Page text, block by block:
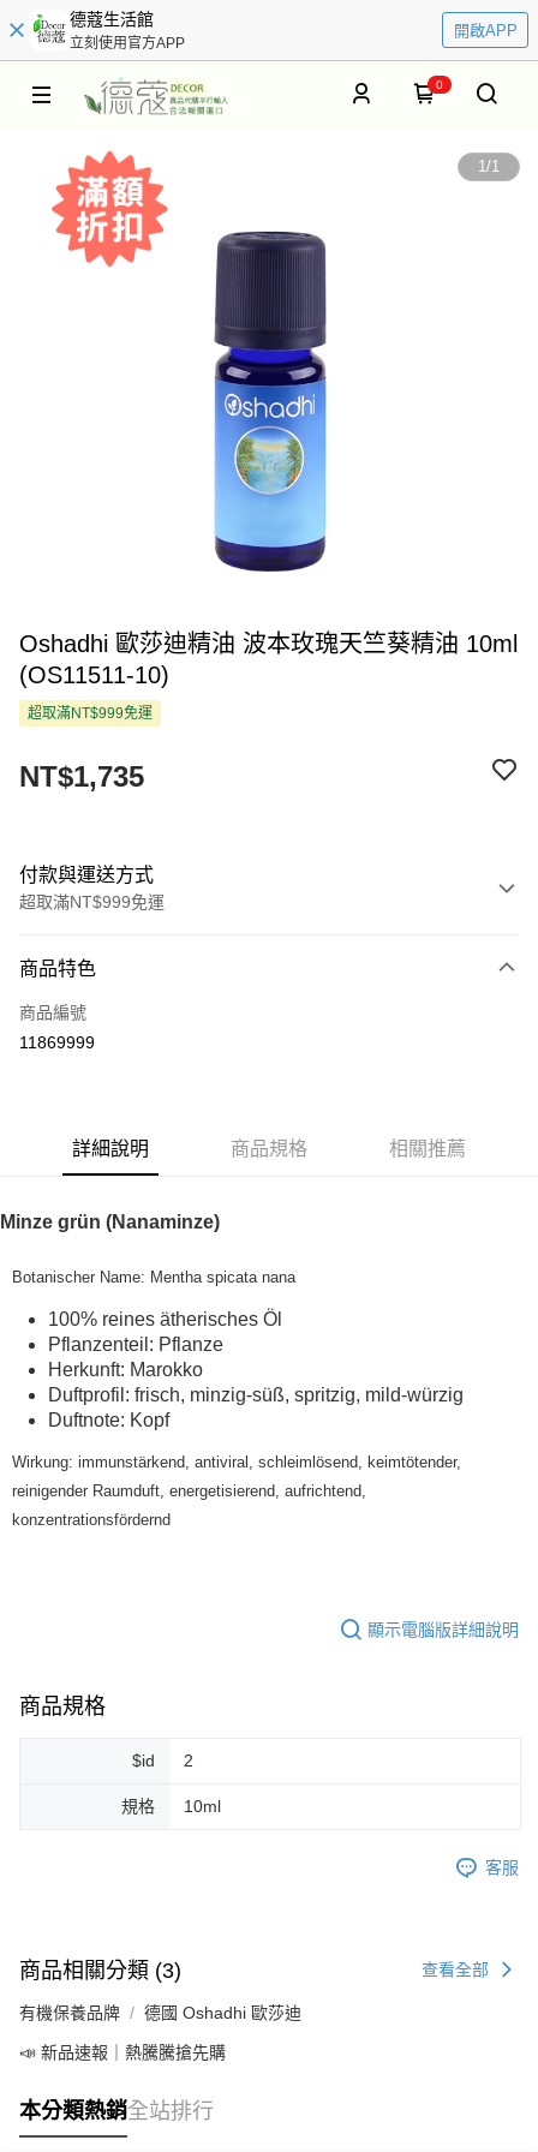
德蔻生活館
立刻使用官方APP
開啟APP
0
1/1
Oshadhi 歐莎迪精油 波本玫瑰天竺葵精油 10ml
(OS11511-10)
超取滿NT$999免運
NT$1,735
付款與運送方式
超取滿NT$999免運
信用卡一次付款
超商取貨付款
街口支付
運送方式
全家取貨付款
每筆NT$80，滿NT$999(含以上)免運費
全家純取貨 (先付款
每筆NT$80，滿NT$999(含以上)免運費
宅配
每筆NT$250，滿NT$3,000(含以上)免運費
商品特色
商品編號
11869999
詳細說明 商品規格 相關推薦
Minze grün (Nanaminze)
Botanischer Name: Mentha spicata nana
100% reines ätherisches Öl
Pflanzenteil: Pflanze
Herkunft: Marokko
Duftprofil: frisch, minzig-süß, spritzig, mild-würzig
Duftnote: Kopf
Wirkung: immunstärkend, antiviral, schleimlösend, keimtötender,
reinigender Raumduft, energetisierend, aufrichtend,
konzentrationsfördernd
顯示電腦版詳細說明
商品規格
$id 2
規格 10ml
客服
商品相關分類 (3) 查看全部
有機保養品牌 德國 Oshadhi 歐莎迪
📣 新品速報｜熱騰騰搶先購
本分類熱銷全站排行